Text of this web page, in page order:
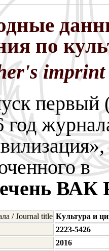
по
imprint
первый
год
в
ВАК
/ Journal title Культура и
2223-5426
2016